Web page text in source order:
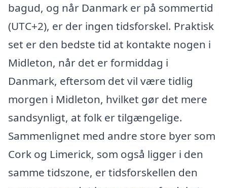
bagud, og når Danmark er på sommertid
(UTC+2), er der ingen tidsforskel. Praktisk
set er den bedste tid at kontakte nogen i
Midleton, når det er formiddag i
Danmark, eftersom det vil være tidlig
morgen i Midleton, hvilket gør det mere
sandsynligt, at folk er tilgængelige.
Sammenlignet med andre store byer som
Cork og Limerick, som også ligger i den
samme tidszone, er tidsforskellen den